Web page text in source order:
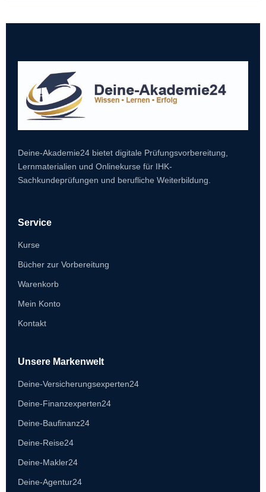
Deine-Akademie24 bietet digitale Prüfungsvorbereitung,
Lernmaterialien und Onlinekurse für IHK-
Sachkundeprüfungen und berufliche Weiterbildung.
Service
Kurse
Bücher zur Vorbereitung
Warenkorb
Mein Konto
Kontakt
Unsere Markenwelt
Deine-Versicherungsexperten24
Deine-Finanzexperten24
Deine-Baufinanz24
Deine-Reise24
Deine-Makler24
Deine-Agentur24